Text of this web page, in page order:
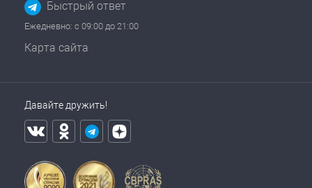
Быстрый ответ
Ежедневно: с 09:00 до 21:00
Карта сайта
Давайте дружить!